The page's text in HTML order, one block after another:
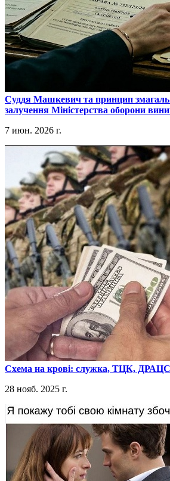
​Суддя Машкевич та принцип
залучення Міністерства оборони
7 июн. 2026 г.
​Схема на крові: служка, ТЦК, ДРАЦС
28 нояб. 2025 г.